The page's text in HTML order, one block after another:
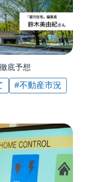
底予想
#不動産市況